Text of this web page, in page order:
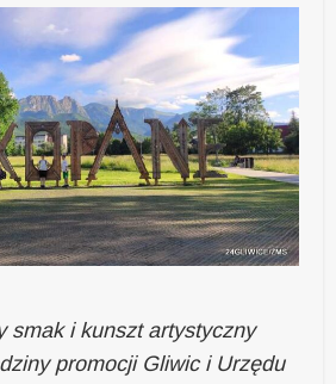
smak i kunszt artystyczny
promocji Gliwic i Urzędu